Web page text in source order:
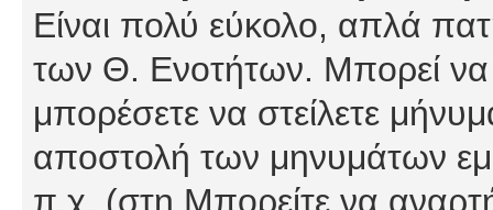
Είναι πολύ εύκολο, απλά
των Θ. Ενοτήτων. Μπορεί να
μπορέσετε να στείλετε
αποστολή των μηνυμάτων
π.χ. (στη Μπορείτε να